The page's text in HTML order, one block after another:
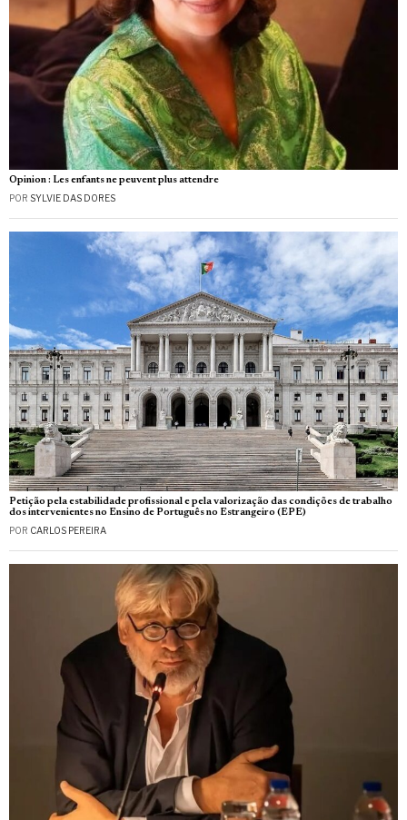
Opinion : Les enfants ne peuvent plus attendre
POR SYLVIE DAS DORES
Petição pela estabilidade profissional e pela valorização das condições de trabalho
dos intervenientes no Ensino de Português no Estrangeiro (EPE)
POR CARLOS PEREIRA